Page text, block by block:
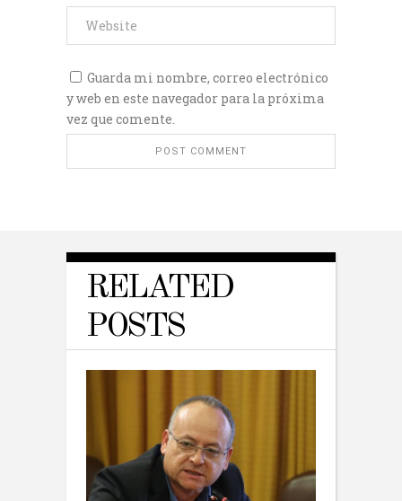
Guarda mi nombre, correo electrónico
y web en este navegador para la próxima
vez que comente.
RELATED
POSTS